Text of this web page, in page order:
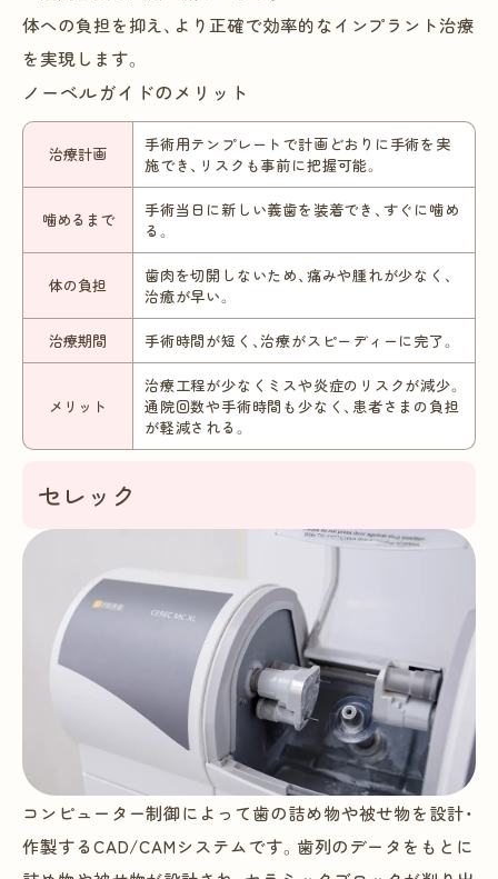
体への負担を抑え、より正確で効率的なインプラント治療
を実現します。
ノーベルガイドのメリット
治療計画
手術用テンプレートで計画どおりに手術を実
施でき、リスクも事前に把握可能。
噛めるまで
手術当日に新しい義歯を装着でき、すぐに噛め
る。
体の負担
歯肉を切開しないため、痛みや腫れが少なく、
治癒が早い。
治療期間 手術時間が短く、治療がスピーディーに完了。
メリット
治療工程が少なくミスや炎症のリスクが減少。
通院回数や手術時間も少なく、患者さまの負担
が軽減される。
セレック
コンピューター制御によって歯の詰め物や被せ物を設計・
作製するCAD/CAMシステムです。歯列のデータをもとに